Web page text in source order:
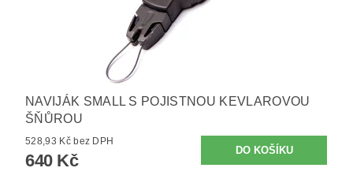
NAVIJÁK SMALL S POJISTNOU KEVLAROVOU
ŠŇŮROU
528,93 Kč bez DPH
640 Kč